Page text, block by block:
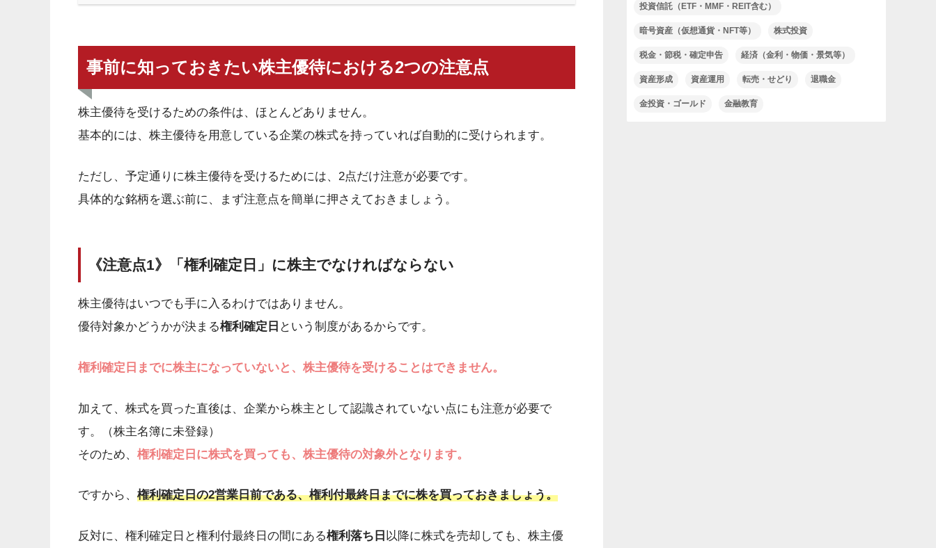
事前に知っておきたい株主優待における2つの注意点
株主優待を受けるための条件は、ほとんどありません。
基本的には、株主優待を用意している企業の株式を持っていれば自動的に受けられます。
ただし、予定通りに株主優待を受けるためには、2点だけ注意が必要です。
具体的な銘柄を選ぶ前に、まず注意点を簡単に押さえておきましょう。
《注意点1》「権利確定日」に株主でなければならない
株主優待はいつでも手に入るわけではありません。
優待対象かどうかが決まる権利確定日 という制度があるからです。
権利確定日までに株主になっていないと、株主優待を受けることはできません。
加えて、株式を買った直後は、企業から株主として認識されていない点にも注意が必要で
す。（株主名簿に未登録）
そのため、 権利確定日に株式を買っても、株主優待の対象外となります。
ですから、 権利確定日の2営業日前である、権利付最終日までに株を買っておきましょう。
反対に、権利確定日と権利付最終日の間にある権利落ち日 以降に株式を売却しても、株主優
投資信託（ETF・MMF・REIT含む）
暗号資産（仮想通貨・NFT等） 株式投資
税金・節税・確定申告 経済（金利・物価・景気等）
資産形成 資産運用 転売・せどり 退職金
金投資・ゴールド 金融教育